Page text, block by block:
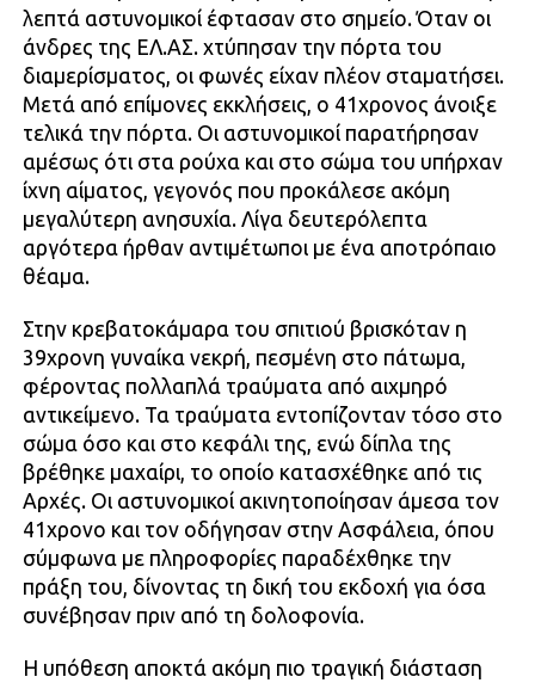
λεπτά αστυνομικοί έφτασαν στο σημείο. Όταν οι
άνδρες της ΕΛ.ΑΣ. χτύπησαν την πόρτα του
διαμερίσματος, οι φωνές είχαν πλέον σταματήσει.
Μετά από επίμονες εκκλήσεις, ο 41χρονος άνοιξε
τελικά την πόρτα. Οι αστυνομικοί παρατήρησαν
αμέσως ότι στα ρούχα και στο σώμα του υπήρχαν
ίχνη αίματος, γεγονός που προκάλεσε ακόμη
μεγαλύτερη ανησυχία. Λίγα δευτερόλεπτα
αργότερα ήρθαν αντιμέτωποι με ένα αποτρόπαιο
θέαμα.
Στην κρεβατοκάμαρα του σπιτιού βρισκόταν η
39χρονη γυναίκα νεκρή, πεσμένη στο πάτωμα,
φέροντας πολλαπλά τραύματα από αιχμηρό
αντικείμενο. Τα τραύματα εντοπίζονταν τόσο στο
σώμα όσο και στο κεφάλι της, ενώ δίπλα της
βρέθηκε μαχαίρι, το οποίο κατασχέθηκε από τις
Αρχές. Οι αστυνομικοί ακινητοποίησαν άμεσα τον
41χρονο και τον οδήγησαν στην Ασφάλεια, όπου
σύμφωνα με πληροφορίες παραδέχθηκε την
πράξη του, δίνοντας τη δική του εκδοχή για όσα
συνέβησαν πριν από τη δολοφονία.
Η υπόθεση αποκτά ακόμη πιο τραγική διάσταση